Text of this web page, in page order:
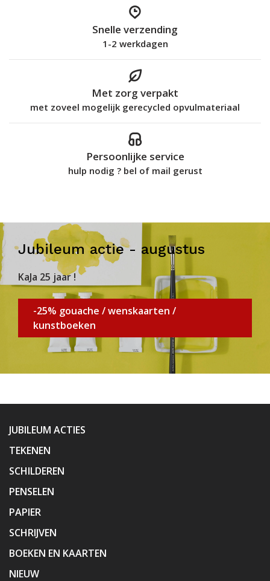
Snelle verzending
1-2 werkdagen
Met zorg verpakt
met zoveel mogelijk gerecycled opvulmateriaal
Persoonlijke service
hulp nodig ? bel of mail gerust
Jubileum actie - augustus
KaJa 25 jaar !
-25% gouache / wenskaarten /
kunstboeken
JUBILEUM ACTIES
TEKENEN
SCHILDEREN
PENSELEN
PAPIER
SCHRIJVEN
BOEKEN EN KAARTEN
NIEUW